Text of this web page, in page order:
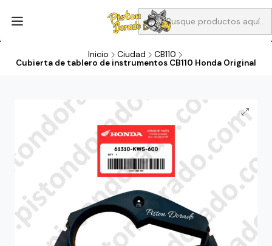
Aprovecha Compra 1 Aceites Full sintético o 1 Aceite semi
sintetico y el filtro de aire verde para la CB190R o CBF160M a 13
Inicio Ciudad
CB110
Cubierta de tablero de instrumentos CB110 Honda Original